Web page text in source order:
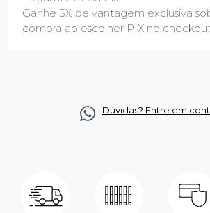
Ganhe 5% de vantagem exclusiva
compra ao escolher PIX no
Dúvidas? Entre em